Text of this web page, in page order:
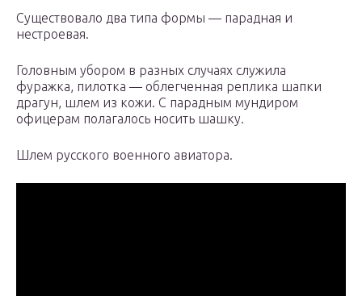
Существовало два типа формы — парадная и
нестроевая.
Головным убором в разных случаях служила
фуражка, пилотка — облегченная реплика шапки
драгун, шлем из кожи. С парадным мундиром
офицерам полагалось носить шашку.
Шлем русского военного авиатора.